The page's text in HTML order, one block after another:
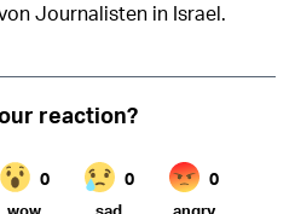
Journalisten in Israel.